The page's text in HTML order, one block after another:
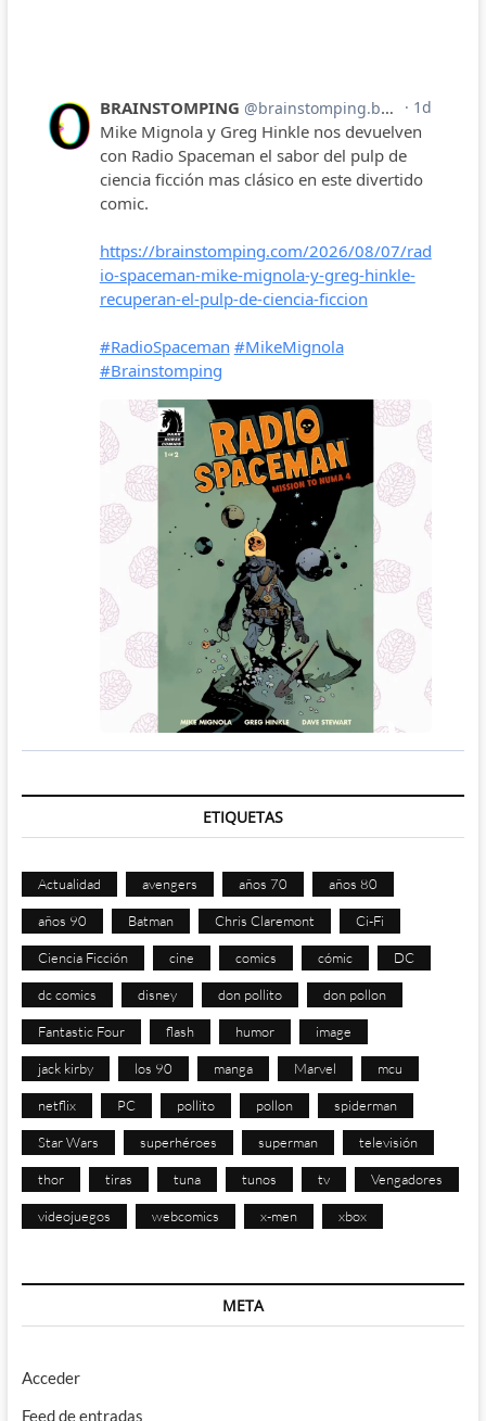
ETIQUETAS
Actualidad avengers años 70 años 80
años 90 Batman Chris Claremont Ci-Fi
Ciencia Ficción cine comics cómic DC
dc comics disney don pollito don pollon
Fantastic Four flash humor image
jack kirby los 90 manga Marvel mcu
netflix PC pollito pollon spiderman
Star Wars superhéroes superman televisión
thor tiras tuna tunos tv Vengadores
videojuegos webcomics x-men xbox
META
Acceder
Feed de entradas